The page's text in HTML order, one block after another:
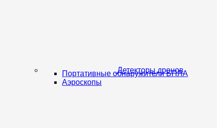
Детекторы дронов
Портативные обнаружители БПЛА
Аэроскопы